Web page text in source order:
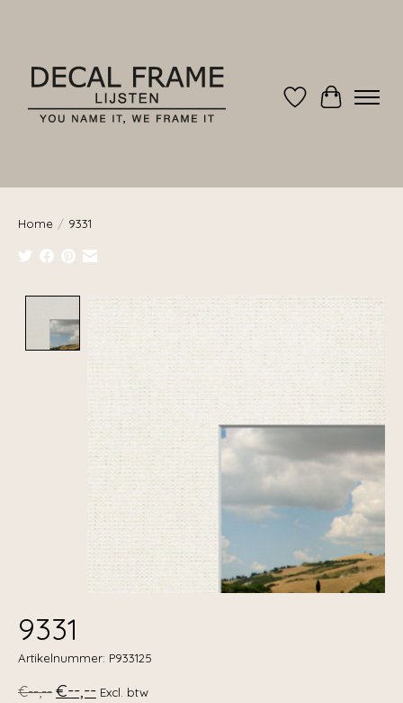
Verlanglijst
Home / 9331
Product image slideshow Items
9331
Artikelnummer: P933125
€--,-- €--,-- Excl. btw